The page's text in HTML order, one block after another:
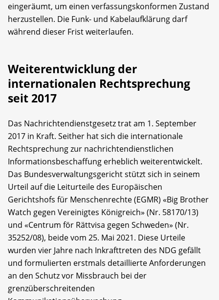
eingeräumt, um einen verfassungskonformen Zustand
herzustellen. Die Funk- und Kabelaufklärung darf
während dieser Frist weiterlaufen.
Weiterentwicklung der
internationalen Rechtsprechung
seit 2017
Das Nachrichtendienstgesetz trat am 1. September
2017 in Kraft. Seither hat sich die internationale
Rechtsprechung zur nachrichtendienstlichen
Informationsbeschaffung erheblich weiterentwickelt.
Das Bundesverwaltungsgericht stützt sich in seinem
Urteil auf die Leiturteile des Europäischen
Gerichtshofs für Menschenrechte (EGMR) «Big Brother
Watch gegen Vereinigtes Königreich» (Nr. 58170/13)
und «Centrum för Rättvisa gegen Schweden» (Nr.
35252/08), beide vom 25. Mai 2021. Diese Urteile
wurden vier Jahre nach Inkrafttreten des NDG gefällt
und formulierten erstmals detaillierte Anforderungen
an den Schutz vor Missbrauch bei der
grenzüberschreitenden